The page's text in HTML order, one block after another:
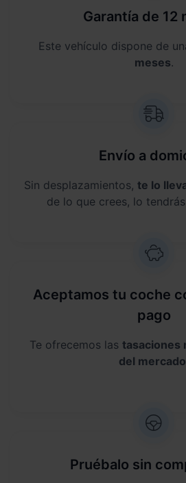
Garantía de 12
Este vehículo dispone de
meses.
Envío a
Sin desplazamientos, te lo
de lo que crees, lo
Aceptamos tu coche
pago
Te ofrecemos las tasaciones
del mercado
Pruébalo sin